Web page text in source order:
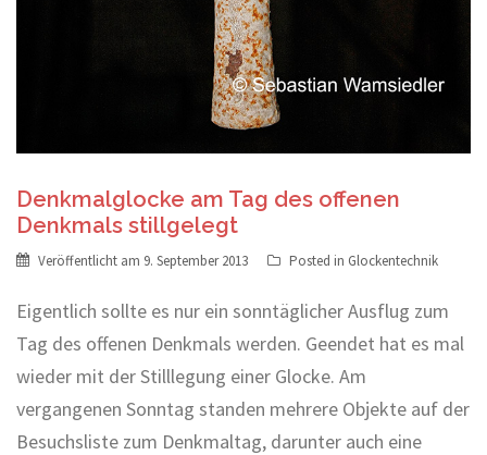
Denkmalglocke am Tag des offenen
Denkmals stillgelegt
Veröffentlicht am 9. September 2013 Posted in Glockentechnik
Eigentlich sollte es nur ein sonntäglicher Ausflug zum
Tag des offenen Denkmals werden. Geendet hat es mal
wieder mit der Stilllegung einer Glocke. Am
vergangenen Sonntag standen mehrere Objekte auf der
Besuchsliste zum Denkmaltag, darunter auch eine